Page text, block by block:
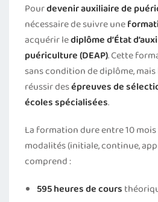
Pourdevenir auxiliaire de
nécessaire de suivre une
acquérir lediplôme d’État
puériculture (DEAP). Cette
sans condition de diplôme,
réussir desépreuves de
écoles spécialisées.
La formation dure entre 10 mois
modalités (initiale, continue,
comprend :
595 heuresde cours